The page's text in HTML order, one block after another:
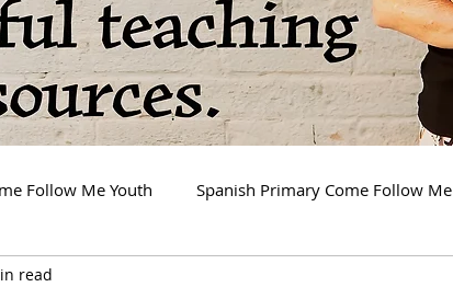
Follow Me Youth Spanish Primary Come Follow Me
read